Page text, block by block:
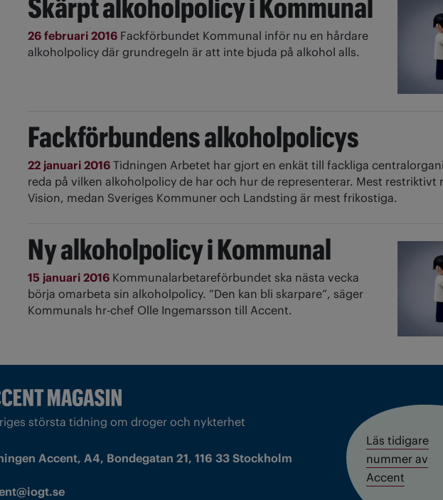
Skärpt alkoholpolicy i Kommunal
26 februari 2016 Fackförbundet Kommunal inför nu en hårdare
alkoholpolicy där grundregeln är att inte bjuda på alkohol alls.
Fackförbundens alkoholpolicys
22 januari 2016 Tidningen Arbetet har gjort en enkät till fackliga
reda på vilken alkoholpolicy de har och hur de representerar. Mest restriktivt
Vision, medan Sveriges Kommuner och Landsting är mest frikostiga.
Ny alkoholpolicy i Kommunal
15 januari 2016 Kommunalarbetareförbundet ska nästa vecka
börja omarbeta sin alkoholpolicy. ”Den kan bli skarpare”, säger
Kommunals hr-chef Olle Ingemarsson till Accent.
största tidning om droger och nykterhet
Accent, A4, Bondegatan 21, 116 33 Stockholm
Läs tidigare
nummer av
Accent